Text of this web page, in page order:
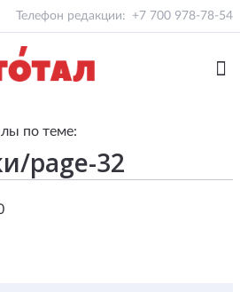
Телефон редакции: +7 700 978-78-54
по теме: